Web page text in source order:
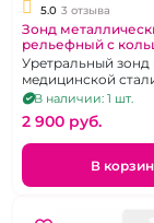
5.0 3 отзыва
Зонд
рельефный с
ограничителем
Уретральный зонд
медицинской
толщиной до 0.8 см
В наличии: 1 шт.
2 900 pуб.
В